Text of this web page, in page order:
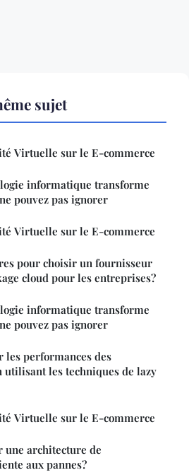
sujet
Virtuelle sur le E-commerce
informatique transforme
pouvez pas ignorer
Virtuelle sur le E-commerce
pour choisir un fournisseur
cloud pour les entreprises?
informatique transforme
pouvez pas ignorer
performances des
utilisant les techniques de lazy
Virtuelle sur le E-commerce
une architecture de
aux pannes?